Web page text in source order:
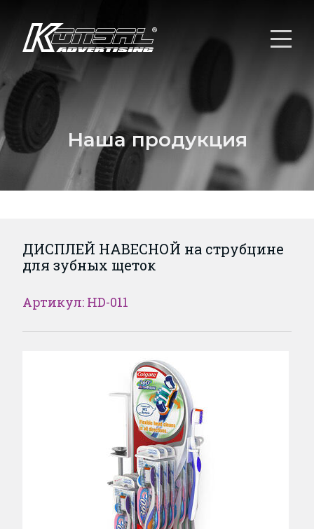
Наша продукция
ДИСПЛЕЙ НАВЕСНОЙ на струбцине
для зубных щеток
Артикул: HD-011